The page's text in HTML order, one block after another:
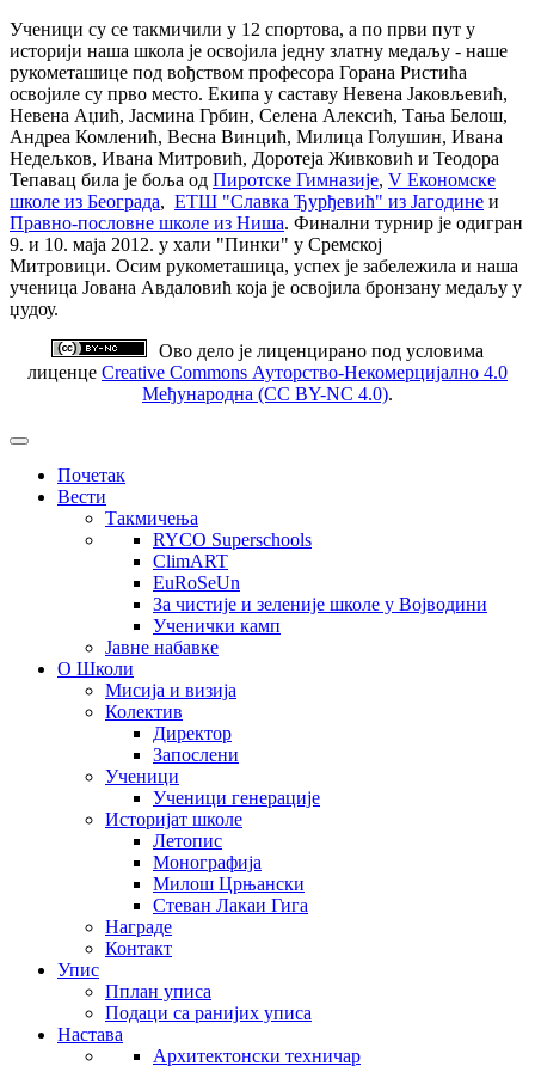
Ученици су се такмичили у 12 спортова, а по први пут у
историји наша школа је освојила једну златну медаљу - наше
рукометашице под вођством професора Горана Ристића
освојиле су прво место. Екипа у саставу Невена Јаковљевић,
Невена Аџић, Јасмина Грбин, Селена Алексић, Тања Белош,
Андреа Комленић, Весна Винцић, Милица Голушин, Ивана
Недељков, Ивана Митровић, Доротеја Живковић и Теодора
Тепавац била је боља од Пиротске Гимназије, V Економске
школе из Београда, ЕТШ "Славка Ђурђевић" из Јагодине и
Правно-пословне школе из Ниша. Финални турнир је одигран
9. и 10. маја 2012. у хали "Пинки" у Сремској
Митровици. Осим рукометашица, успех је забележила и наша
ученица Јована Авдаловић која је освојила бронзану медаљу у
џудоу.
Ово дело је лиценцирано под условима
лиценце Creative Commons Ауторство-Некомерцијално 4.0
Међународна (CC BY-NC 4.0).
Почетак
Вести
Такмичења
RYCO Superschools
ClimART
EuRoSeUn
За чистије и зеленије школе у Војводини
Ученички камп
Јавне набавке
О Школи
Мисија и визија
Колектив
Директор
Запослени
Ученици
Ученици генерације
Историјат школе
Летопис
Монографија
Милош Црњански
Стеван Лакаи Гига
Награде
Контакт
Упис
Пплан уписа
Подаци са ранијих уписа
Настава
Архитектонски техничар